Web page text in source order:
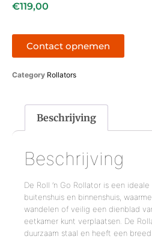
€119,00
Contact opnemen
Category Rollators
Beschrijving
Beschrijving
De Roll ’n Go Rollator is een
buitenshuis en binnenshuis,
wandelen of veilig een dienblad
eetkamer kunt verplaatsen. De
duurzaam staal en heeft een